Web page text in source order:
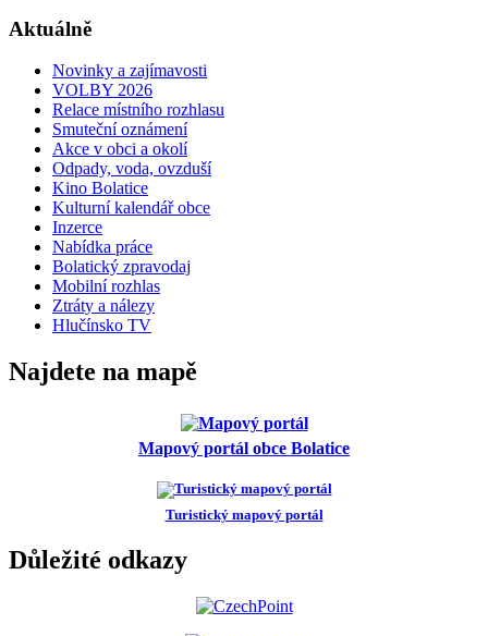
Aktuálně
Novinky a zajímavosti
VOLBY 2026
Relace místního rozhlasu
Smuteční oznámení
Akce v obci a okolí
Odpady, voda, ovzduší
Kino Bolatice
Kulturní kalendář obce
Inzerce
Nabídka práce
Bolatický zpravodaj
Mobilní rozhlas
Ztráty a nálezy
Hlučínsko TV
Najdete na mapě
Mapový portál obce Bolatice
Turistický mapový portál
Důležité odkazy